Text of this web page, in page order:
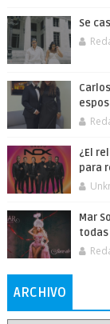
Se
¿El
para
Mar
ARCHIVO